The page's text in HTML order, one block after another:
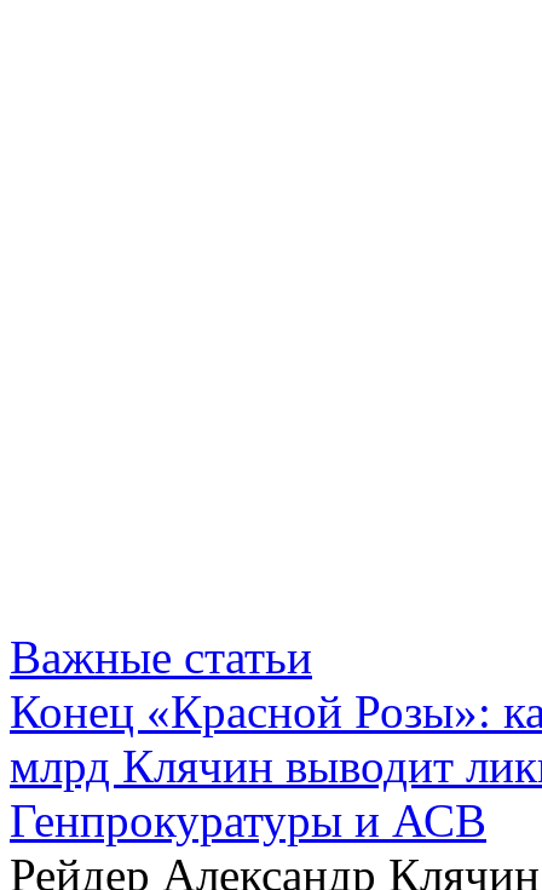
Важные статьи
Конец «Красной Розы»:
млрд Клячин выводит
Генпрокуратуры и АСВ
Рейдер Александр